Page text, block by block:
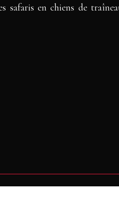
safaris en chiens de